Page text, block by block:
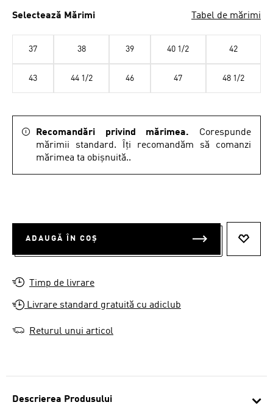
Descrierea Produsului
Selectează Mărimi Tabel de mărimi
37 38 39 40 1/2 42
43 44 1/2 46 47 48 1/2
Recomandări privind mărimea. Corespunde
mărimii standard. Îți recomandăm să comanzi
mărimea ta obișnuită..
ADAUGĂ ÎN COȘ
Timp de livrare
Livrare standard gratuită cu adiclub
Returul unui articol